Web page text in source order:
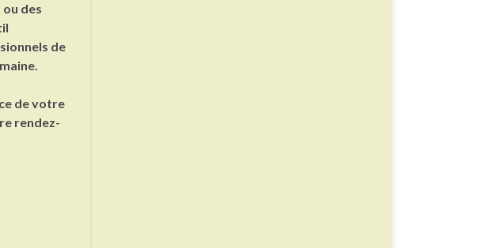
des
de
de votre
rendez-